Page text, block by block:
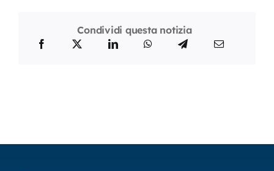
Condividi questa notizia